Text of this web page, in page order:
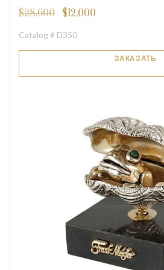
$28,600
Первоначальная
составляла
$12,000
Catalog # D350
ЗАКАЗАТЬ